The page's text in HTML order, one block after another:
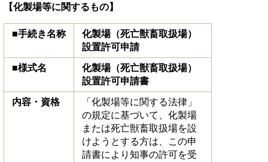
【化製場等に関するもの】
■手続き名称
化製場（死亡獣畜取扱場）
設置許可申請
■様式名
化製場（死亡獣畜取扱場）
設置許可申請書
内容・資格
「化製場等に関する法律」
の規定に基づいて、化製場
または死亡獣畜取扱場を設
けようとする方は、この申
請書により知事の許可を受